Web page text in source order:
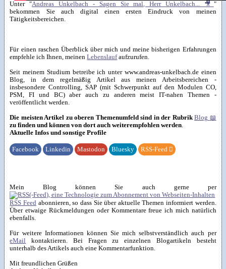
Unter "Andreas Unkelbach - Sagen Sie mal, Herr Unkelbach... 🎥 "
bekommen Sie auch digital einen ersten Eindruck von meinen
Tätigkeitsbereichen.
Für einen raschen Überblick über mich und meine bisherigen Erfahrungen
empfehle ich Ihnen, meinenLebenslaufaufzurufen.
Seit meinem Studium betreibe ich unter www.andreas-unkelbach.de einen
Blog, in dem regelmäßig Artikel aus meinen Arbeitsbereichen -
insbesondere Controlling, SAP (mit Schwerpunkt auf den Modulen CO,
PSM, FI und BC) aber auch zu anderen meist IT-nahen Themen -
veröffentlicht werden.
Die meisten Artikel zu oberen Themenumfeld sind in der RubrikBlog 📖
zu finden und können von dort auch weiterempfohlen werden.
Aktuelle Infos und sonstige Profile
Facebook Linkedin Mastodon Bluesky RSS-Feed 
Mein Blog können Sie auch gerne per
RSS Feed abonnieren, so dass Sie über aktuelle Themen informiert werden.
Über etwaige Rückmeldungen oder Kommentare freue ich mich natürlich
ebenfalls.
Für weitere Informationen können Sie mich selbstverständlich auch per
eMail
kontaktieren. Bei Fragen zu einzelnen Blogartikeln besteht
unterhalb des Artikels auch eine Kommentarfunktion.
Mit freundlichen Grüßen